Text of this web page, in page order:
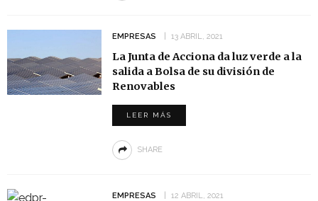
EMPRESAS 13 ABRIL, 2021
La Junta de Acciona da luz verde a la
salida a Bolsa de su división de
Renovables
LEER MÁS
SHARE
EMPRESAS 12 ABRIL, 2021